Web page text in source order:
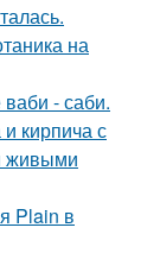
на
- саби.
кирпича с
живыми
Plain в